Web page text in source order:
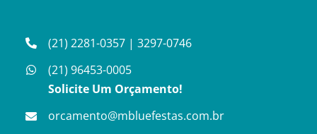
(21) 2281-0357 |3297-0746
(21) 96453-0005
Solicite Um Orçamento!
orcamento@mbluefestas.com.br